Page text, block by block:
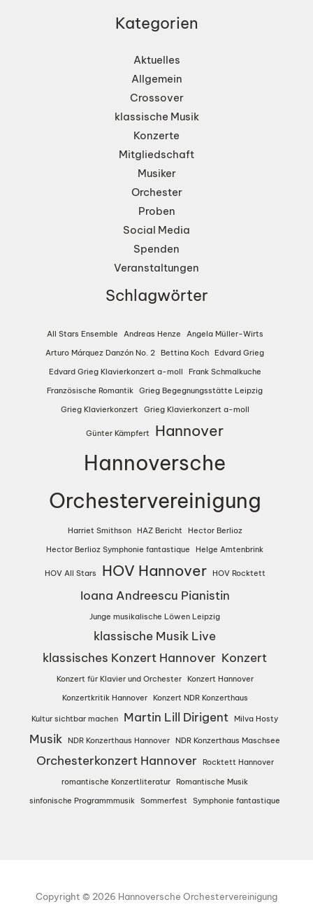
Kategorien
Aktuelles
Allgemein
Crossover
klassische Musik
Konzerte
Mitgliedschaft
Musiker
Orchester
Proben
Social Media
Spenden
Veranstaltungen
Schlagwörter
All Stars Ensemble Andreas Henze
Angela Müller-Wirts
Arturo Márquez Danzón No. 2 Bettina Koch Edvard Grieg
Edvard Grieg Klavierkonzert a-moll
Frank Schmalkuche
Französische Romantik Grieg Begegnungsstätte Leipzig
Grieg Klavierkonzert
Grieg Klavierkonzert a-moll
Günter Kämpfert Hannover
Hannoversche
Orchestervereinigung
Harriet Smithson HAZ Bericht
Hector Berlioz
Hector Berlioz Symphonie fantastique
Helge Amtenbrink
HOV All Stars HOV Hannover HOV Rocktett
Ioana Andreescu Pianistin
Junge musikalische Löwen Leipzig
klassische Musik Live
klassisches Konzert Hannover Konzert
Konzert für Klavier und Orchester
Konzert Hannover
Konzertkritik Hannover
Konzert NDR Konzerthaus
Kultur sichtbar machen Martin Lill Dirigent Milva Hosty
Musik NDR Konzerthaus Hannover NDR Konzerthaus Maschsee
Orchesterkonzert Hannover
Rocktett Hannover
romantische Konzertliteratur Romantische Musik
sinfonische Programmmusik Sommerfest Symphonie fantastique
Copyright © 2026 Hannoversche Orchestervereinigung